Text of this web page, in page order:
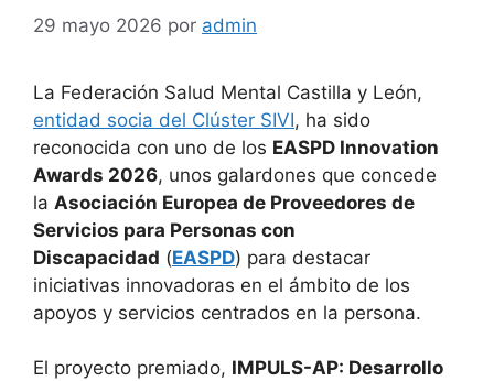
29 mayo 2026 por admin
La Federación Salud Mental Castilla y León,
entidad socia del Clúster SIVI, ha sido
reconocida con uno de los EASPD Innovation
Awards 2026, unos galardones que concede
la Asociación Europea de Proveedores de
Servicios para Personas con
Discapacidad (EASPD) para destacar
iniciativas innovadoras en el ámbito de los
apoyos y servicios centrados en la persona.
El proyecto premiado, IMPULS-AP: Desarrollo